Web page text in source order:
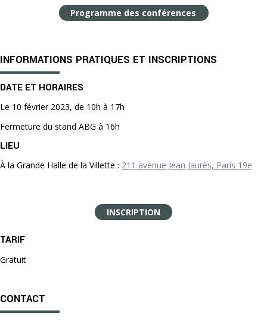
Programme des conférences
INFORMATIONS PRATIQUES ET INSCRIPTIONS
DATE ET HORAIRES
Le 10 février 2023, de 10h à 17h
Fermeture du stand ABG à 16h
LIEU
À la Grande Halle de la Villette : 211 avenue Jean Jaurès, Paris 19e
INSCRIPTION
TARIF
Gratuit
CONTACT